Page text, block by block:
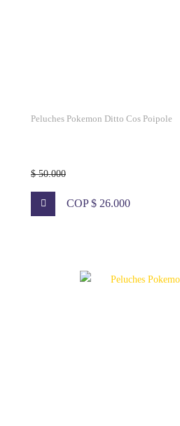
Peluches Pokemon Ditto Cos Poipole
$ 50.000
COP $ 26.000